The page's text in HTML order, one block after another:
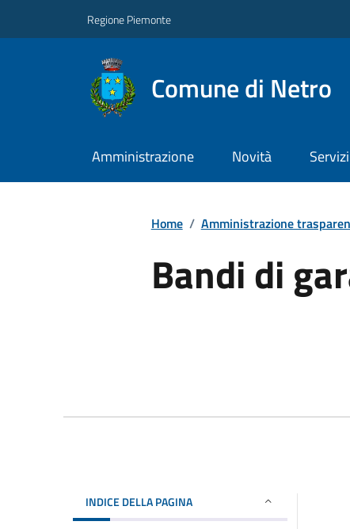
Regione Piemonte
Comune di Netro
Amministrazione Novità Servizi
Home / Amministrazione
Bandi di
INDICE DELLA PAGINA